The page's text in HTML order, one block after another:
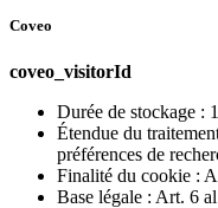
Coveo
coveo_visitorId
Durée de stockage :
Étendue du
préférences de
Finalité du cookie :
Base légale : Art. 6